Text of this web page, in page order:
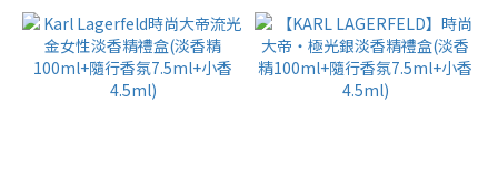
MONTBLANC
(3)